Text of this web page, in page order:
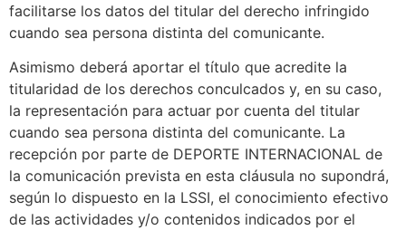
facilitarse los datos del titular del derecho infringido
cuando sea persona distinta del comunicante.
Asimismo deberá aportar el título que acredite la
titularidad de los derechos conculcados y, en su caso,
la representación para actuar por cuenta del titular
cuando sea persona distinta del comunicante. La
recepción por parte de DEPORTE INTERNACIONAL de
la comunicación prevista en esta cláusula no supondrá,
según lo dispuesto en la LSSI, el conocimiento efectivo
de las actividades y/o contenidos indicados por el